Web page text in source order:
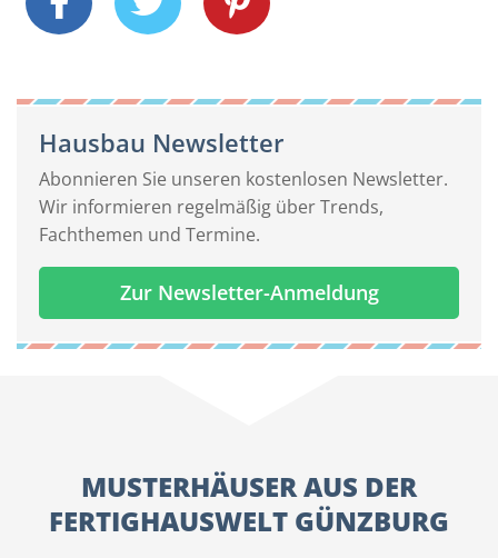
Hausbau Newsletter
Abonnieren Sie unseren kostenlosen Newsletter.
Wir informieren regelmäßig über Trends,
Fachthemen und Termine.
Zur Newsletter-Anmeldung
MUSTERHÄUSER AUS DER
FERTIGHAUSWELT GÜNZBURG